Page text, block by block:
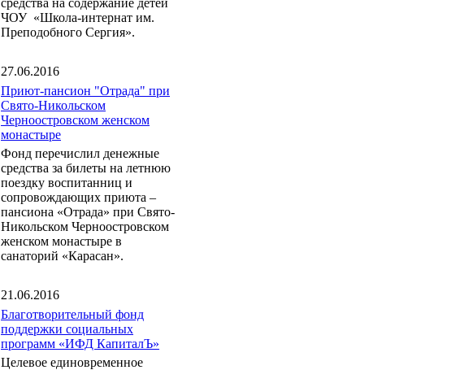
средства на содержание детей
ЧОУ «Школа-интернат им.
Преподобного Сергия».
27.06.2016
Приют-пансион "Отрада" при
Свято-Никольском
Черноостровском женском
монастыре
Фонд перечислил денежные
средства за билеты на летнюю
поездку воспитанниц и
сопровождающих приюта –
пансиона «Отрада» при Свято-
Никольском Черноостровском
женском монастыре в
санаторий «Карасан».
21.06.2016
Благотворительный фонд
поддержки социальных
программ «ИФД КапиталЪ»
Целевое единовременное